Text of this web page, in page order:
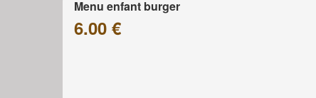
Menu enfant burger
6.00 €